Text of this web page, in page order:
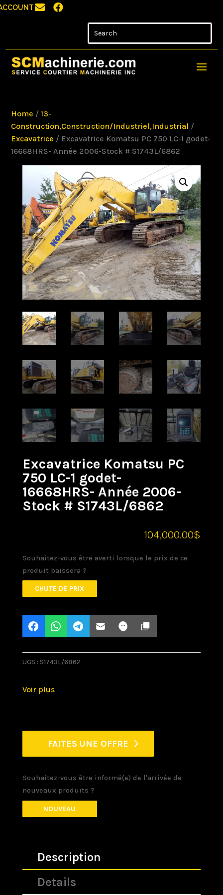
 
Home /13-
Construction,Construction/Industriel,Industrial /
Excavatrice / Excavatrice Komatsu PC 750 LC-1 godet-
16668HRS- Année 2006-Stock # S1743L/6862
Excavatrice Komatsu PC
750 LC-1 godet-
16668HRS- Année 2006-
Stock # S1743L/6862
104,000.00$
Souhaitez-vous être averti lorsque le prix de ce
produit baissera ?
CHUTE DE PRIX
UGS : S1743L/6862
FAITES UNE OFFRE
Souhaitez-vous être informé(e) de l'arrivée de
nouveaux produits ?
NOUVEAU
Description
Details